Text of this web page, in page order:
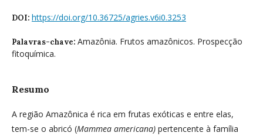
DOI: https://doi.org/10.36725/agries.v6i0.3253
Palavras-chave: Amazônia. Frutos amazônicos. Prospecção
fitoquímica.
Resumo
A região Amazônica é rica em frutas exóticas e entre elas,
tem-se o abricó (Mammea americana) pertencente à família